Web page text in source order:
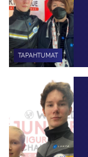
TAPAHTUMAT